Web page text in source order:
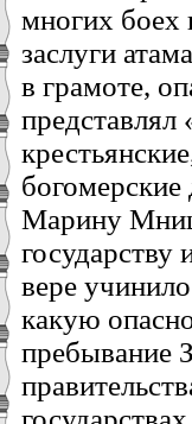
многих боех
заслуги
в грамоте,
представлял
богомерские
Марину
государству
вере
какую
пребывание